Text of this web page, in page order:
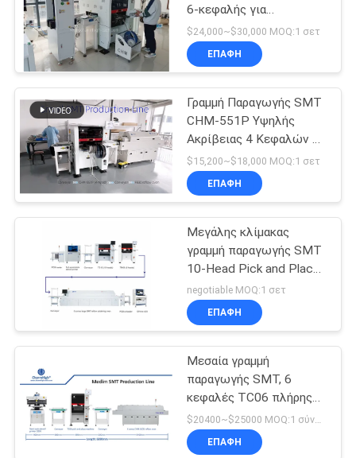
ΕΠΙΣΚΈΨΕΙΣ
ΣΤΟ
ΕΡΓΟΣΤΆΣΙΟ
ΈΛΕΓΧΟΣ
ΠΟΙΌΤΗΤΑΣ
ΕΠΙΚΟΙΝΩΝΉΣΤΕ
SHOPPING
ON
LINE
6-κεφαλής για
αποδοτική
συναρμολόγηση PCB
$24,000~$30,000 MOQ:1 σετ
ΕΠΑΦΉ
Γραμμή Παραγωγής SMT
CHM-551P Υψηλής
Ακρίβειας 4 Κεφαλών με
Φούρνο Αναρροής 4
Ζωνών για
Συναρμολόγηση PCB
$15,200~$18,000 MOQ:1 σετ
ΕΠΑΦΉ
Μεγάλης κλίμακας
γραμμή παραγωγής SMT
10-Head Pick and Place
για την συναρμολόγηση
PCB στη βιομηχανία
ηλεκτρονικών
negotiable MOQ:1 σετ
ΕΠΑΦΉ
Μεσαία γραμμή
παραγωγής SMT, 6
κεφαλές TC06 πλήρης
συναρμολόγηση PCB
$20400~$25000 MOQ:1 σύνολο
ΕΠΑΦΉ